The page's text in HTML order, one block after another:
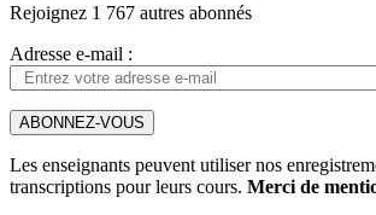
Rejoignez 1 767 autres abonnés
Adresse e-mail :
ABONNEZ-VOUS
Les enseignants peuvent utiliser nos
transcriptions pour leurs cours. Merci de